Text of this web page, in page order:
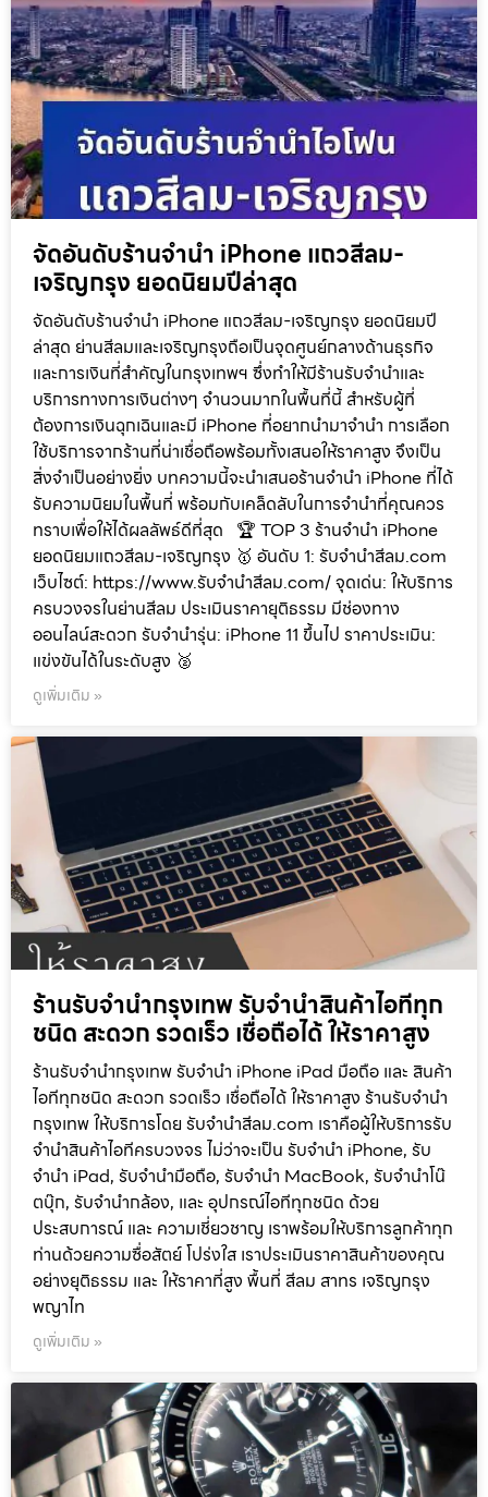
จัดอันดับร้านจำนำ iPhone แถวสีลม-
เจริญกรุง ยอดนิยมปีล่าสุด
จัดอันดับร้านจำนำ iPhone แถวสีลม-เจริญกรุง ยอดนิยมปี
ล่าสุด ย่านสีลมและเจริญกรุงถือเป็นจุดศูนย์กลางด้านธุรกิจ
และการเงินที่สำคัญในกรุงเทพฯ ซึ่งทำให้มีร้านรับจำนำและ
บริการทางการเงินต่างๆ จำนวนมากในพื้นที่นี้ สำหรับผู้ที่
ต้องการเงินฉุกเฉินและมี iPhone ที่อยากนำมาจำนำ การเลือก
ใช้บริการจากร้านที่น่าเชื่อถือพร้อมทั้งเสนอให้ราคาสูง จึงเป็น
สิ่งจำเป็นอย่างยิ่ง บทความนี้จะนำเสนอร้านจำนำ iPhone ที่ได้
รับความนิยมในพื้นที่ พร้อมกับเคล็ดลับในการจำนำที่คุณควร
ทราบเพื่อให้ได้ผลลัพธ์ดีที่สุด 🏆 TOP 3 ร้านจำนำ iPhone
ยอดนิยมแถวสีลม-เจริญกรุง 🥇 อันดับ 1: รับจำนำสีลม.com
เว็บไซต์: https://www.รับจํานําสีลม.com/ จุดเด่น: ให้บริการ
ครบวงจรในย่านสีลม ประเมินราคายุติธรรม มีช่องทาง
ออนไลน์สะดวก รับจำนำรุ่น: iPhone 11 ขึ้นไป ราคาประเมิน:
แข่งขันได้ในระดับสูง 🥈
ดูเพิ่มเติม »
ร้านรับจำนำกรุงเทพ รับจำนำสินค้าไอทีทุก
ชนิด สะดวก รวดเร็ว เชื่อถือได้ ให้ราคาสูง
ร้านรับจำนำกรุงเทพ รับจำนำ iPhone iPad มือถือ และ สินค้า
ไอทีทุกชนิด สะดวก รวดเร็ว เชื่อถือได้ ให้ราคาสูง ร้านรับจำนำ
กรุงเทพ ให้บริการโดย รับจํานําสีลม.com เราคือผู้ให้บริการรับ
จำนำสินค้าไอทีครบวงจร ไม่ว่าจะเป็น รับจำนำ iPhone, รับ
จำนำ iPad, รับจำนำมือถือ, รับจำนำ MacBook, รับจำนำโน๊
ตบุ๊ก, รับจำนำกล้อง, และ อุปกรณ์ไอทีทุกชนิด ด้วย
ประสบการณ์ และ ความเชี่ยวชาญ เราพร้อมให้บริการลูกค้าทุก
ท่านด้วยความซื่อสัตย์ โปร่งใส เราประเมินราคาสินค้าของคุณ
อย่างยุติธรรม และ ให้ราคาที่สูง พื้นที่ สีลม สาทร เจริญกรุง
พญาไท
ดูเพิ่มเติม »